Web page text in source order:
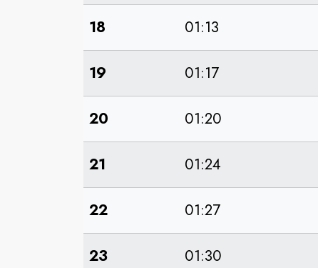
18 01:13
19 01:17
20 01:20
21 01:24
22 01:27
23 01:30